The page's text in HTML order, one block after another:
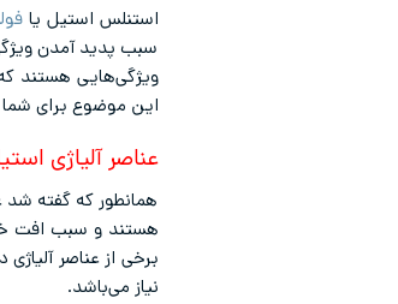
استنلس استیل یا
سبب پدید آمدن
ویژگی‌هایی هستند که
این موضوع برای شما
عناصر آلیاژی
همانطور که گفته شد
هستند و سبب افت
برخی از عناصر
نیاز می‌باشد.